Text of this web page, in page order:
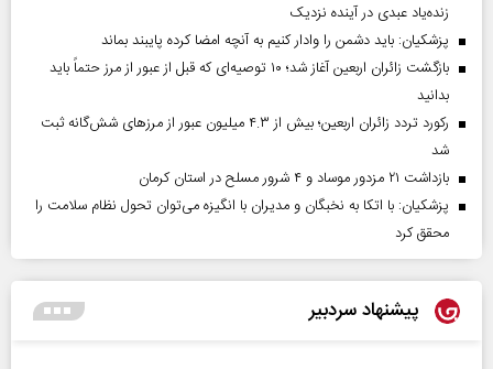
زنده‌یاد عبدی در آینده نزدیک
پزشکیان: باید دشمن را وادار کنیم به آنچه امضا کرده پایبند بماند
بازگشت زائران اربعین آغاز شد؛ ۱۰ توصیه‌ای که قبل از عبور از مرز حتماً باید
بدانید
رکورد تردد زائران اربعین؛ بیش از ۴.۳ میلیون عبور از مرزهای شش‌گانه ثبت
شد
بازداشت ۲۱ مزدور موساد و ۴ شرور مسلح در استان کرمان
پزشکیان: با اتکا به نخبگان و مدیران با انگیزه می‌توان تحول نظام سلامت را
محقق کرد
پیشنهاد سردبیر